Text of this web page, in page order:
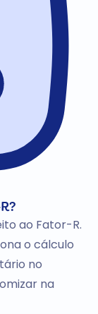
ao Fator-R.
o cálculo
no
na